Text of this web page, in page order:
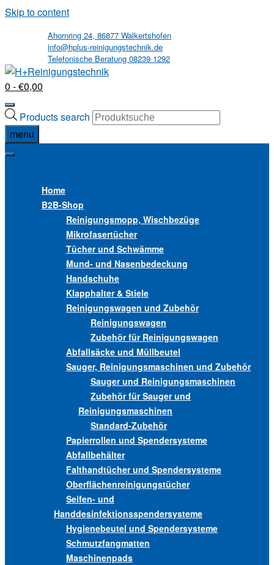
Skip to content
Ahornring 24, 86877 Walkertshofen
info@hplus-reinigungstechnik.de
Telefonische Beratung 08239 1292
0 - €0,00
Products search
menu
Home
B2B-Shop
Reinigungsmopp, Wischbezüge
Mikrofasertücher
Tücher und Schwämme
Mund- und Nasenbedeckung
Handschuhe
Klapphalter & Stiele
Reinigungswagen und Zubehör
Reinigungswagen
Zubehör für Reinigungswagen
Abfallsäcke und Müllbeutel
Sauger, Reinigungsmaschinen und Zubehör
Sauger und Reinigungsmaschinen
Zubehör für Sauger und
Reinigungsmaschinen
Standard-Zubehör
Papierrollen und Spendersysteme
Abfallbehälter
Falthandtücher und Spendersysteme
Oberflächenreinigungstücher
Seifen- und
Handdesinfektionsspendersysteme
Hygienebeutel und Spendersysteme
Schmutzfangmatten
Maschinenpads